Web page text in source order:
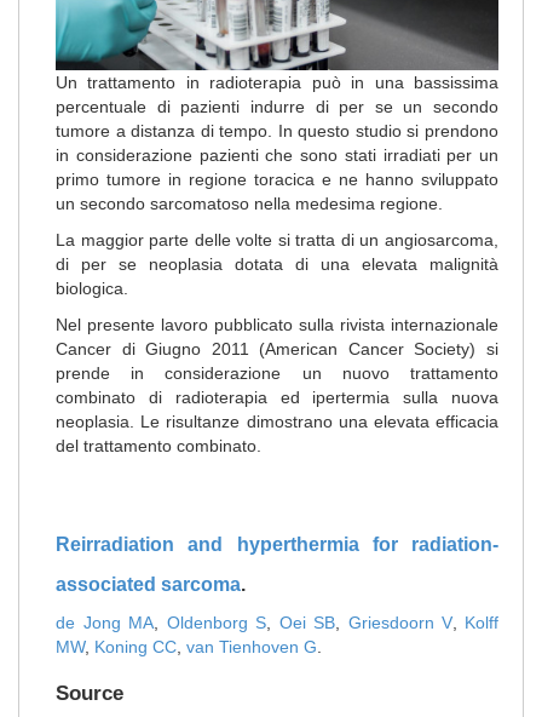
Un trattamento in radioterapia può in una bassissima
percentuale di pazienti indurre di per se un secondo
tumore a distanza di tempo. In questo studio si prendono
in considerazione pazienti che sono stati irradiati per un
primo tumore in regione toracica e ne hanno sviluppato
un secondo sarcomatoso nella medesima regione.
La maggior parte delle volte si tratta di un angiosarcoma,
di per se neoplasia dotata di una elevata malignità
biologica.
Nel presente lavoro pubblicato sulla rivista internazionale
Cancer di Giugno 2011 (American Cancer Society) si
prende in considerazione un nuovo trattamento
combinato di radioterapia ed ipertermia sulla nuova
neoplasia. Le risultanze dimostrano una elevata efficacia
del trattamento combinato.
Reirradiation and hyperthermiafor radiation-
associated sarcoma.
de Jong MA Oldenborg S Oei SB Griesdoorn V, Kolff
MW, Koning CC van Tienhoven G
Source